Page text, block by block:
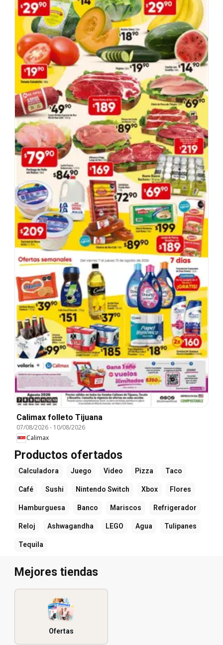
Calimax folleto Tijuana
07/08/2026- 10/08/2026
Calimax
Productos ofertados
Calculadora Juego Video Pizza Taco
Café Sushi Nintendo Switch Xbox Flores
Hamburguesa Banco Mariscos Refrigerador
Reloj Ashwagandha LEGO Agua Tulipanes
Tequila
Mejores tiendas
Ofertas